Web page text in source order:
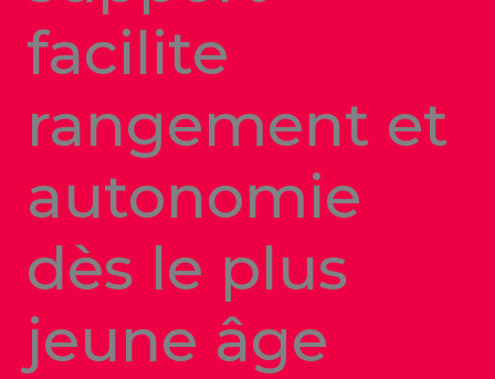
facilite
rangement et
autonomie
dès le plus
jeune âge